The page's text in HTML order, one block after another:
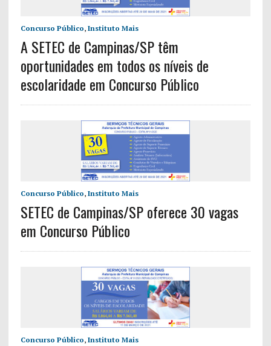
Concurso Público, Instituto Mais
A SETEC de Campinas/SP têm
oportunidades em todos os níveis de
escolaridade em Concurso Público
Concurso Público, Instituto Mais
SETEC de Campinas/SP oferece 30 vagas
em Concurso Público
Concurso Público, Instituto Mais